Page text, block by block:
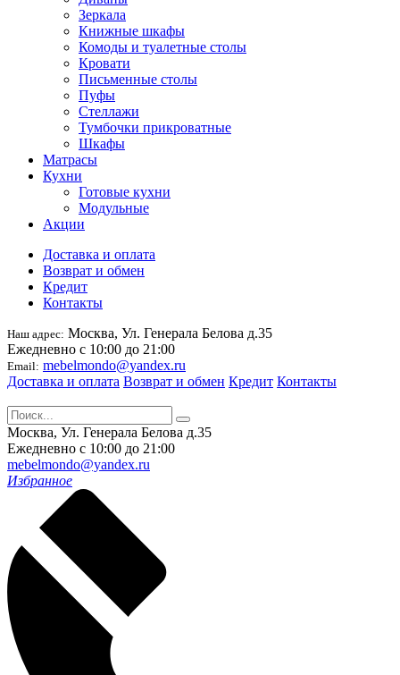
Зеркала
Книжные шкафы
Комоды и туалетные столы
Кровати
Письменные столы
Пуфы
Стеллажи
Тумбочки прикроватные
Шкафы
Матрасы
Кухни
Готовые кухни
Модульные
Акции
Доставка и оплата
Возврат и обмен
Кредит
Контакты
Наш адрес: Москва, Ул. Генерала Белова д.35
Ежедневно с 10:00 до 21:00
Email: mebelmondo@yandex.ru
Доставка и оплата Возврат и обмен Кредит Контакты
Москва, Ул. Генерала Белова д.35
Ежедневно с 10:00 до 21:00
mebelmondo@yandex.ru
Избранное